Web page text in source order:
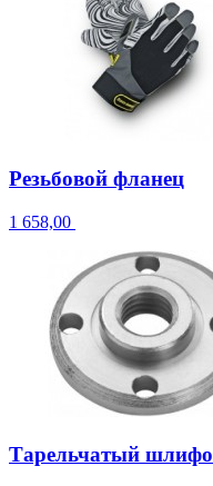
Резьбовой фланец
1 658,00
Тарельчатый